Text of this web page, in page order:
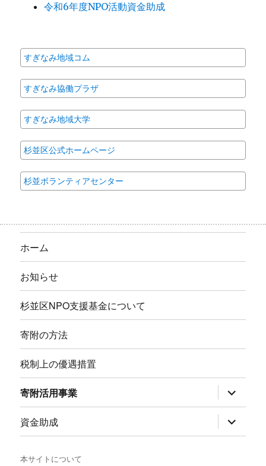
令和6年度NPO活動資金助成
すぎなみ地域コム
すぎなみ協働プラザ
すぎなみ地域大学
杉並区公式ホームページ
杉並ボランティアセンター
ホーム
お知らせ
杉並区NPO支援基金について
寄附の方法
税制上の優遇措置
寄附活用事業 サ
ブ
メ
ニ
ュ
ー
資金助成 サ
ブ
メ
本サイトについて